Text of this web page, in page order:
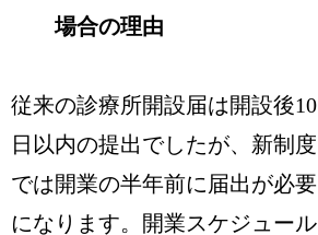
場合の理由
従来の診療所開設届は開設後10
日以内の提出でしたが、新制度
では開業の半年前に届出が必要
になります。開業スケジュール